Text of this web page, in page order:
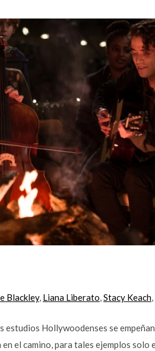
Blackley, Liana Liberato,Stacy Keach,
estudios Hollywoodenses se
el camino, para tales ejemplos solo